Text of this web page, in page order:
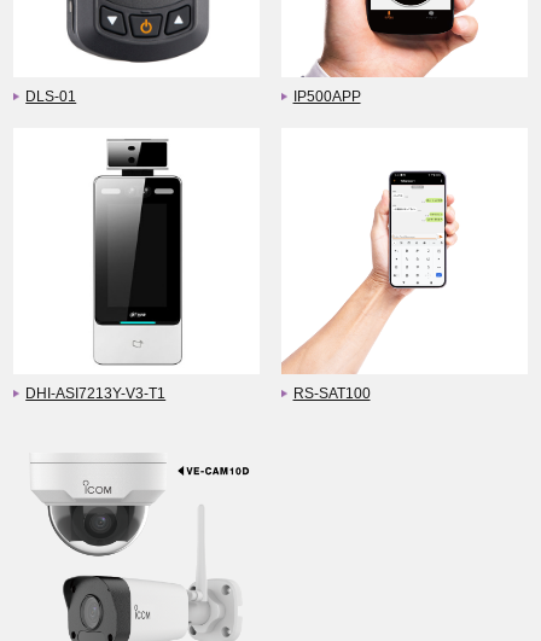
DLS-01 IP500APP
DHI-ASI7213Y-V3-T1 RS-SAT100